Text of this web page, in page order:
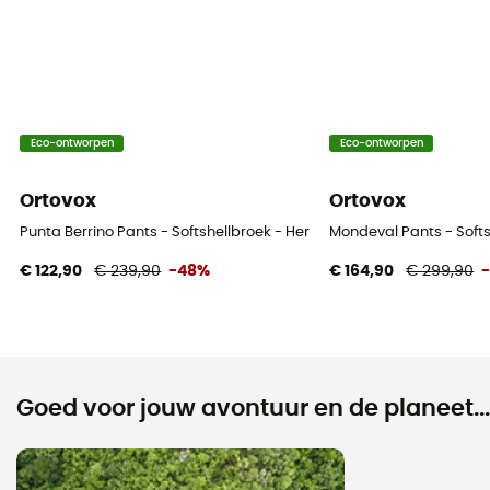
Eco-ontworpen
Ortovox
Punta Berrino Pants - Softshellbroek - Heren
€ 122,90 € 239,90 -48%
Eco-ontworpen
Ortovox
Mondeval Pants -
€ 164,90 € 299,90 -
Goed voor jouw avontuur en de planeet...